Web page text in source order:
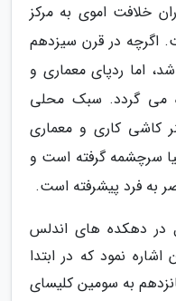
خلافت اموی به مرکز
اگرچه در قرن سیزدهم
اما ردپای معماری و
می گردد. سبک محلی
کاشی کاری و معماری
سرچشمه گرفته است و
به فرد پیشرفته است.
در دهکده های اندلس
نمود که در ابتدا
به سومین کلیسای